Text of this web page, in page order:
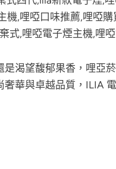
是渴望馥郁果香，哩亞
奢華與卓越品質，ILIA